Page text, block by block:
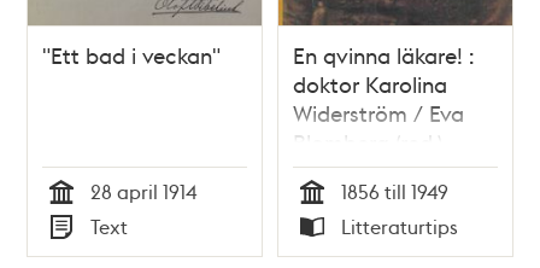
"Ett bad i veckan"
Tid
28 april 1914
Typ
Text
En qvinna läkare! :
doktor Karolina
Widerström / Eva
Blomberg (red.)
Tid
1856 till 1949
Typ
Litteraturtips